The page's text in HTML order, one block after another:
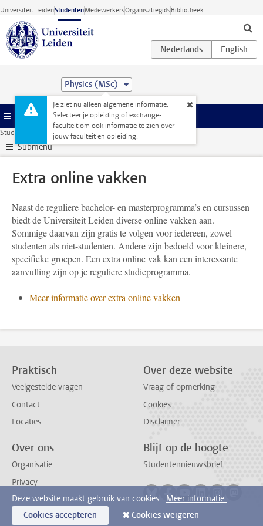
Ga direct naar de inhoud
Universiteit LeidenStudentenMedewerkersOrganisatiegidsBibliotheek
Physics (MSc)
Je ziet nu alleen algemene informatie.
Selecteer je opleiding of exchange-
faculteit om ook informatie te zien over
jouw faculteit en opleiding.
Menu
Studentenwebsite Extra studieactiviteiten
Submenu
Extra online vakken
Naast de reguliere bachelor- en masterprogramma’s en cursussen
biedt de Universiteit Leiden diverse online vakken aan.
Sommige daarvan zijn gratis te volgen voor iedereen, zowel
studenten als niet-studenten. Andere zijn bedoeld voor kleinere,
specifieke groepen. Een extra online vak kan een interessante
aanvulling zijn op je reguliere studieprogramma.
Meer informatie over extra online vakken
Praktisch
Veelgestelde vragen
Contact
Locaties
Over deze website
Vraag of opmerking
Cookies
Disclaimer
Over ons
Organisatie
Privacy
Blijf op de hoogte
Studentennieuwsbrief
Deze website maakt gebruik van cookies. Meer informatie.
Cookies accepteren
Cookies weigeren